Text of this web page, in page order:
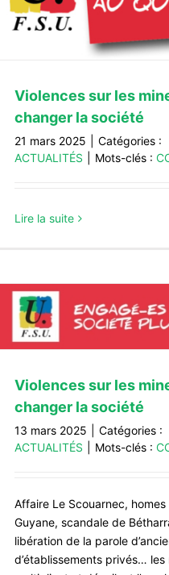
Violences sur les
changer la société
21 mars 2025
Catégories :
ACTUALITÉS
Mots-clés :
Lire la suite
Violences sur les
changer la société
13 mars 2025
Catégories :
ACTUALITÉS
Mots-clés :
Affaire Le Scouarnec, homes
Guyane, scandale de
libération de la parole
d’établissements privés… les